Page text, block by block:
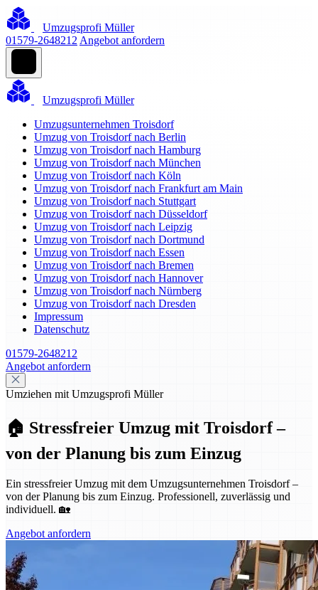
Umzugsprofi Müller
01579-2648212 Angebot anfordern
Umzugsprofi Müller
Umzugsunternehmen Troisdorf
Umzug von Troisdorf nach Berlin
Umzug von Troisdorf nach Hamburg
Umzug von Troisdorf nach München
Umzug von Troisdorf nach Köln
Umzug von Troisdorf nach Frankfurt am Main
Umzug von Troisdorf nach Stuttgart
Umzug von Troisdorf nach Düsseldorf
Umzug von Troisdorf nach Leipzig
Umzug von Troisdorf nach Dortmund
Umzug von Troisdorf nach Essen
Umzug von Troisdorf nach Bremen
Umzug von Troisdorf nach Hannover
Umzug von Troisdorf nach Nürnberg
Umzug von Troisdorf nach Dresden
Impressum
Datenschutz
01579-2648212
Angebot anfordern
Umziehen mit Umzugsprofi Müller
🏠 Stressfreier Umzug mit Troisdorf –
von der Planung bis zum Einzug
Ein stressfreier Umzug mit dem Umzugsunternehmen Troisdorf –
von der Planung bis zum Einzug. Professionell, zuverlässig und
individuell. 🏡
Angebot anfordern